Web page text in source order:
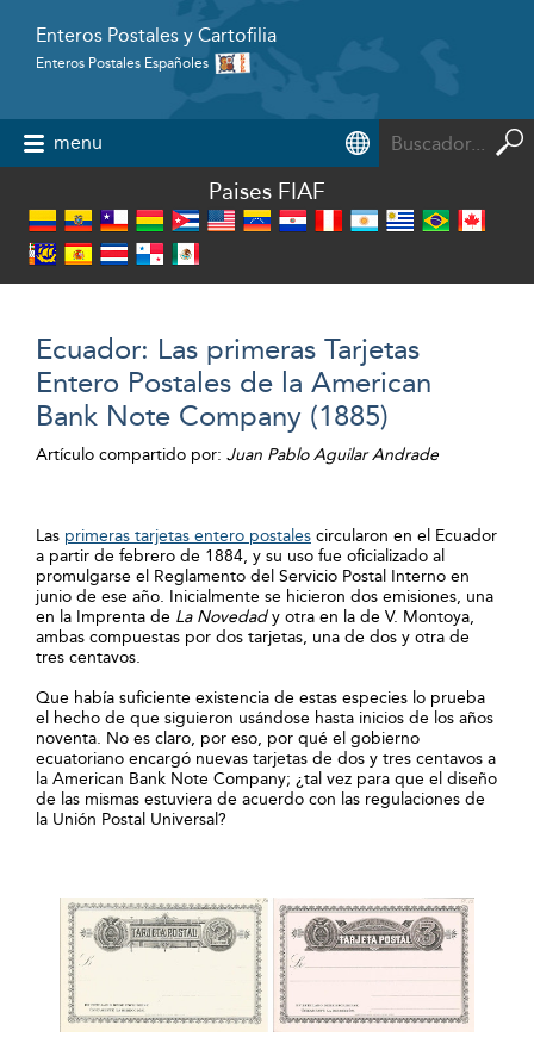
Enteros Postales y Cartofilia
Enteros Postales Españoles
menu
Paises FIAF
Ecuador: Las primeras Tarjetas
Entero Postales de la American
Bank Note Company (1885)
Artículo compartido por: Juan Pablo Aguilar Andrade
Las primeras tarjetas entero postales circularon en el Ecuador
a partir de febrero de 1884, y su uso fue oficializado al
promulgarse el Reglamento del Servicio Postal Interno en
junio de ese año. Inicialmente se hicieron dos emisiones, una
en la Imprenta de La Novedady otra en la de V. Montoya,
ambas compuestas por dos tarjetas, una de dos y otra de
tres centavos.
Que había suficiente existencia de estas especies lo prueba
el hecho de que siguieron usándose hasta inicios de los años
noventa. No es claro, por eso, por qué el gobierno
ecuatoriano encargó nuevas tarjetas de dos y tres centavos a
la American Bank Note Company; ¿tal vez para que el diseño
de las mismas estuviera de acuerdo con las regulaciones de
la Unión Postal Universal?